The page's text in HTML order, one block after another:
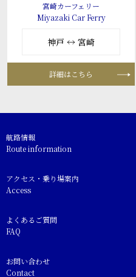
宮崎カーフェリー
Miyazaki Car Ferry
神戸 ↔ 宮崎
詳細はこちら
航路情報
Route information
アクセス・乗り場案内
Access
よくあるご質問
FAQ
お問い合わせ
Contact